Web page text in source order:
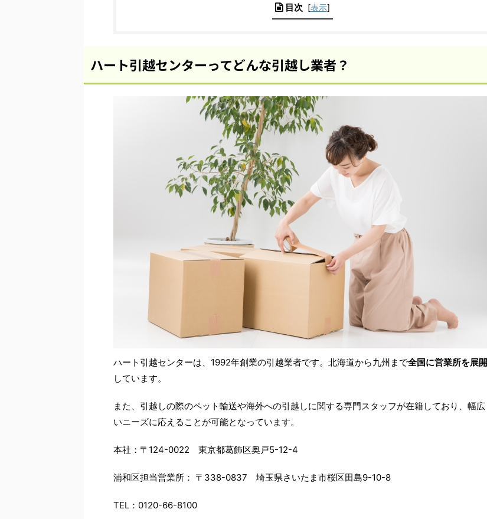
目次 [表示]
ハート引越センターってどんな引越し業者？
ハート引越センターは、1992年創業の引越業者です。北海道から九州まで全国に営業所を展開
しています。
また、引越しの際のペット輸送や海外への引越しに関する専門スタッフが在籍しており、幅広
いニーズに応えることが可能となっています。
本社：〒124-0022 東京都葛飾区奥戸5-12-4
浦和区担当営業所： 〒338-0837 埼玉県さいたま市桜区田島9-10-8
TEL：0120-66-8100